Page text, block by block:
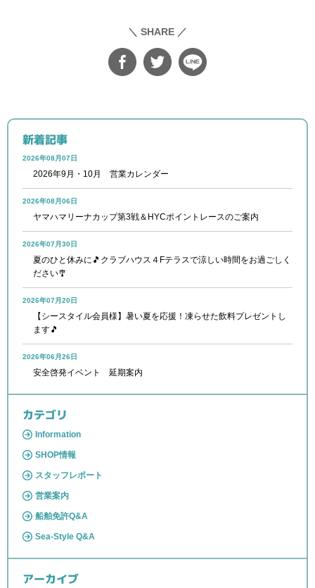
＼ SHARE ／
新着記事
2026年08月07日
2026年9月・10月 営業カレンダー
2026年08月06日
ヤマハマリーナカップ第3戦＆HYCポイントレースのご案内
2026年07月30日
夏のひと休みに🎵クラブハウス４Fテラスで涼しい時間をお過ごしく
ださい🎐
2026年07月20日
【シースタイル会員様】暑い夏を応援！凍らせた飲料プレゼントし
ます🎵
2026年06月26日
安全啓発イベント 延期案内
カテゴリ
Information
SHOP情報
スタッフレポート
営業案内
船舶免許Q&A
Sea-Style Q&A
アーカイブ